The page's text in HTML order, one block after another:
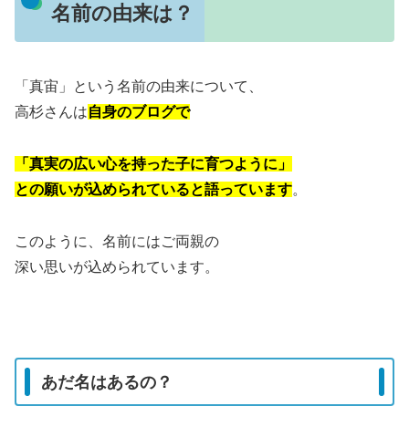
名前の由来は？
「真宙」という名前の由来について、
高杉さんは自身のブログで
「真実の広い心を持った子に育つように」
との願いが込められていると語っています。
このように、名前にはご両親の
深い思いが込められています。
あだ名はあるの？